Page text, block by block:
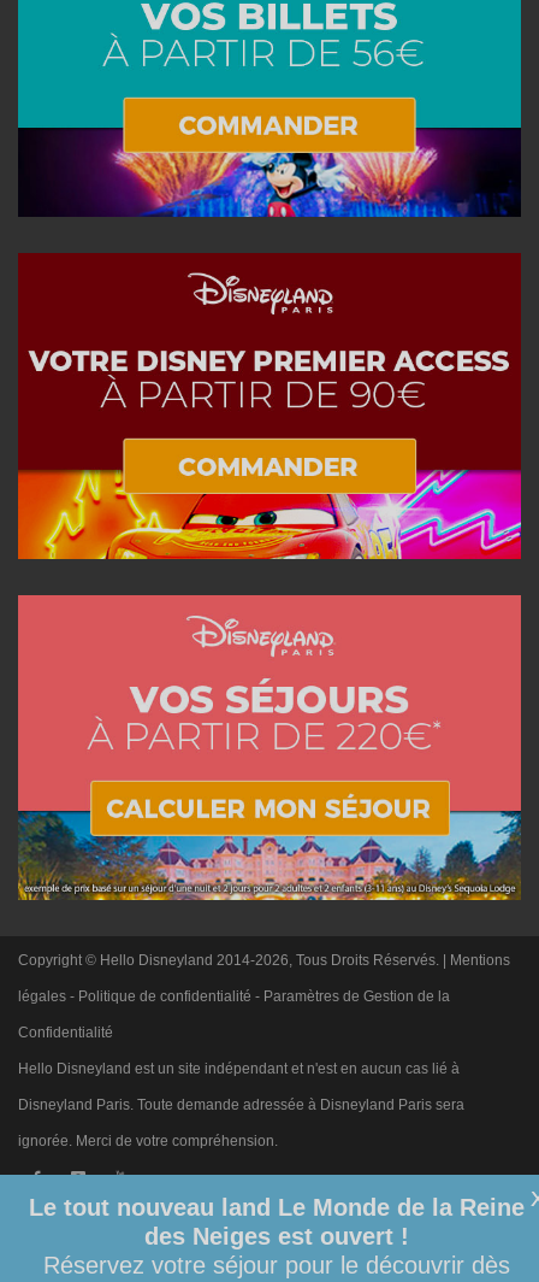
Copyright © Hello Disneyland 2014-2026, Tous Droits Réservés. | Mentions
légales - Politique de confidentialité - Paramètres de Gestion de la
Confidentialité
Hello Disneyland est un site indépendant et n'est en aucun cas lié à
Disneyland Paris. Toute demande adressée à Disneyland Paris sera
ignorée. Merci de votre compréhension.
Le tout nouveau land Le Monde de la Reine
des Neiges est ouvert !
Réservez votre séjour pour le découvrir dès